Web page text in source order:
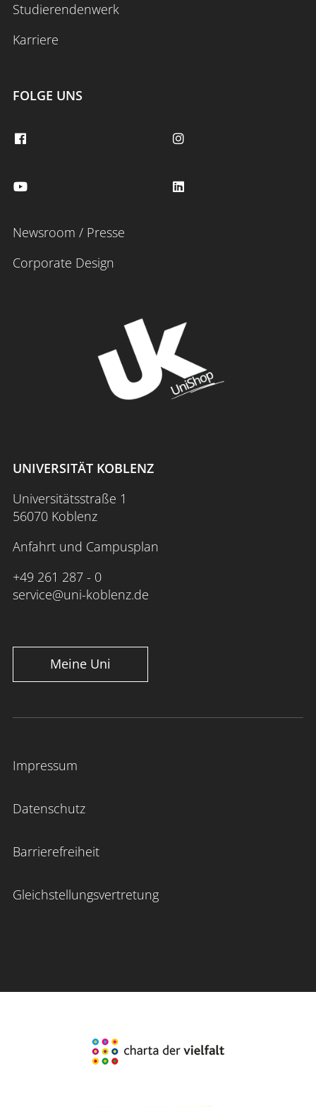
Studierendenwerk
Karriere
FOLGE UNS
Newsroom / Presse
Corporate Design
UNIVERSITÄT KOBLENZ
Universitätsstraße 1
56070 Koblenz
Anfahrt und Campusplan
+49 261 287 - 0
service@uni-koblenz.de
Meine Uni
Impressum
Datenschutz
Barrierefreiheit
Gleichstellungsvertretung